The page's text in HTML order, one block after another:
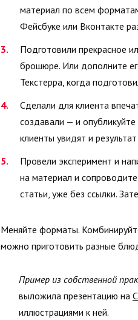
материал по всем
Фейсбуке или Вконтакте
Подготовили прекрасное
брошюре. Или дополните
Текстерра, когда
Сделали для клиента
создавали — и
клиенты увидят и
Провели эксперимент и
на материал и
статьи, уже без ссылки.
Меняйте форматы.
можно приготовить разные
Пример из собственной
выложила презентацию на
иллюстрациями к ней.